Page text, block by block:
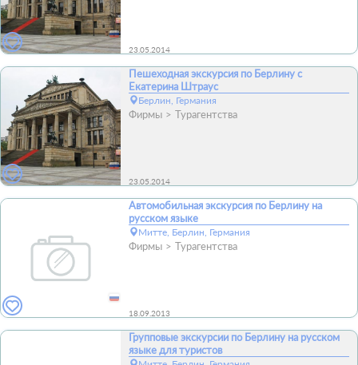
23.05.2014
Пешеходная экскурсия по Берлину c
Екатерина Штраус
Берлин, Германия
Фирмы Турагентства
23.05.2014
Автомобильная экскурсия по Берлину на
русском языке
Митте, Берлин, Германия
Фирмы Турагентства
18.09.2013
Групповые экскурсии по Берлину на русском
языке для туристов